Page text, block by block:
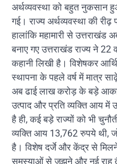
अर्थव्यवस्था को बहुत नुकसान
गई। राज्य अर्थव्यवस्था की रीढ़
हालांकि महामारी से
बनाए गए उत्तराखंड राज्य ने 22
कहानी लिखी है। विशेषकर
स्थापना के पहले वर्ष में मात्र
अब ढाई लाख करोड़ के बड़े
उत्पाद और प्रति व्यक्ति आय में
है ही, कई बड़े राज्यों को भी
व्यक्ति आय 13,762 रुपये थी,
है। विशेष दर्जे और केंद्र से
समस्याओं से जूझने और नई राह